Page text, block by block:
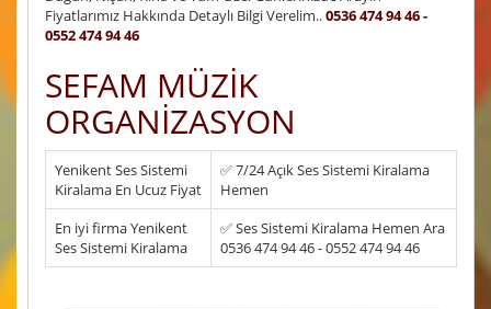
Fiyatlarımız Hakkında Detaylı Bilgi Verelim..0536 474 94 46 -
0552 474 94 46
SEFAM MÜZİK
ORGANİZASYON
Yenikent Ses Sistemi
Kiralama En Ucuz Fiyat
✅ 7/24 Açık Ses Sistemi Kiralama
Hemen
En iyi firma Yenikent
Ses Sistemi Kiralama
✅ Ses Sistemi Kiralama Hemen Ara
0536 474 94 46 - 0552 474 94 46